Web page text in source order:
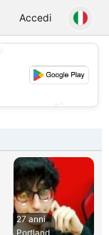
Accedi
27 anni
Portland